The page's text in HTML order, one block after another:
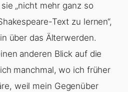
„nicht mehr ganz so
Text zu lernen“,
über das Älterwerden.
anderen Blick auf die
manchmal, wo ich früher
weil mein Gegenüber